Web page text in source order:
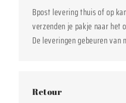
Bpost levering thuis of op
verzenden je pakje naar het
De leveringen gebeuren van
Retour